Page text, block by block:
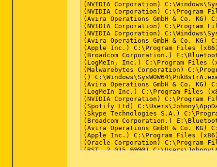
(NVIDIA Corporation)
(NVIDIA Corporation) C:\Program
(Avira Operations GmbH & Co.
(NVIDIA Corporation) C:\Program
(NVIDIA Corporation)
(Avira Operations GmbH & Co.
(Apple Inc.) C:\Program Files
(Broadcom Corporation.)
(LogMeIn, Inc.) C:\Program Files
(Malwarebytes Corporation)
()
(Avira Operations GmbH & Co.
(LogMeIn Inc.) C:\Program Files
(NVIDIA Corporation) C:\Program
(Spotify Ltd)
(Skype Technologies S.A.)
(Broadcom Corporation.)
(Avira Operations GmbH & Co.
(Apple Inc.) C:\Program Files
(Oracle Corporation) C:\Program
(RST  2 015 @@@@)